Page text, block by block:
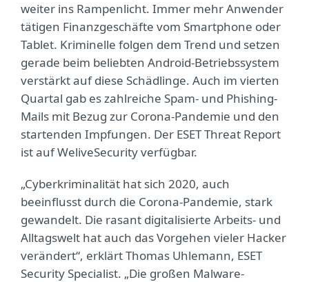
weiter ins Rampenlicht. Immer mehr Anwender
tätigen Finanzgeschäfte vom Smartphone oder
Tablet. Kriminelle folgen dem Trend und setzen
gerade beim beliebten Android-Betriebssystem
verstärkt auf diese Schädlinge. Auch im vierten
Quartal gab es zahlreiche Spam- und Phishing-
Mails mit Bezug zur Corona-Pandemie und den
startenden Impfungen. Der ESET Threat Report
ist auf WeliveSecurity verfügbar.
„Cyberkriminalität hat sich 2020, auch
beeinflusst durch die Corona-Pandemie, stark
gewandelt. Die rasant digitalisierte Arbeits- und
Alltagswelt hat auch das Vorgehen vieler Hacker
verändert“, erklärt Thomas Uhlemann, ESET
Security Specialist. „Die großen Malware-